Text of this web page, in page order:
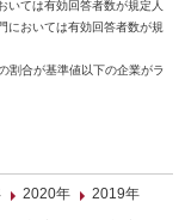
ては有効回答者数が規定人
においては有効回答者数が規
割合が基準値以下の企業がラ
2020年
2019年